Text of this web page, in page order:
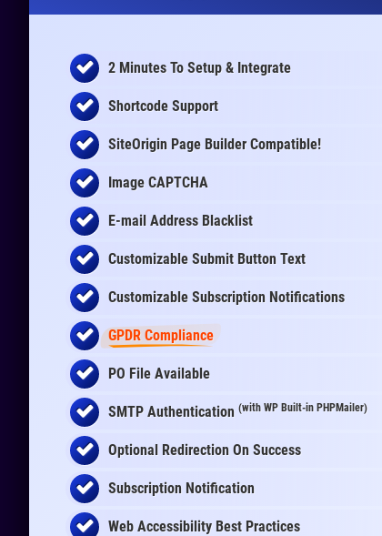
2 Minutes To Setup & Integrate
Shortcode Support
SiteOrigin Page Builder Compatible!
Image CAPTCHA
E-mail Address Blacklist
Customizable Submit Button Text
Customizable Subscription Notifications
GPDR Compliance
PO File Available
SMTP Authentication (with WP Built-in PHPMailer)
Optional Redirection On Success
Subscription Notification
Web Accessibility Best Practices